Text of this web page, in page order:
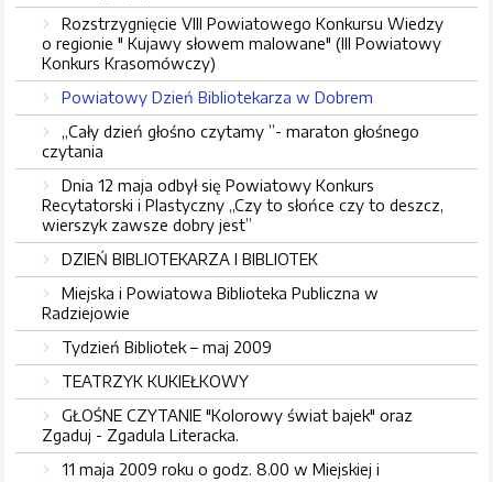
Rozstrzygnięcie VIII Powiatowego Konkursu Wiedzy
o regionie " Kujawy słowem malowane" (III Powiatowy
Konkurs Krasomówczy)
Powiatowy Dzień Bibliotekarza w Dobrem
„Cały dzień głośno czytamy ”- maraton głośnego
czytania
Dnia 12 maja odbył się Powiatowy Konkurs
Recytatorski i Plastyczny „Czy to słońce czy to deszcz,
wierszyk zawsze dobry jest”
DZIEŃ BIBLIOTEKARZA I BIBLIOTEK
Miejska i Powiatowa Biblioteka Publiczna w
Radziejowie
Tydzień Bibliotek – maj 2009
TEATRZYK KUKIEŁKOWY
GŁOŚNE CZYTANIE "Kolorowy świat bajek" oraz
Zgaduj - Zgadula Literacka.
11 maja 2009 roku o godz. 8.00 w Miejskiej i